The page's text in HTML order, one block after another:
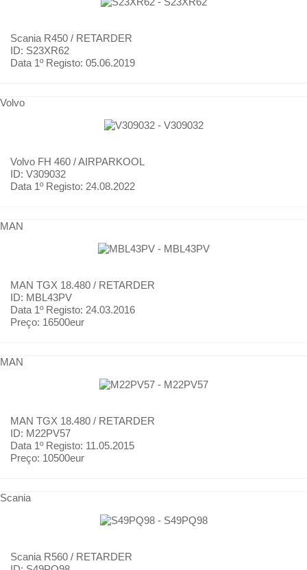
Scania R450 / RETARDER
ID: S23XR62
Data 1º Registo: 05.06.2019
Volvo
Volvo FH 460 / AIRPARKOOL
ID: V309032
Data 1º Registo: 24.08.2022
MAN
MAN TGX 18.480 / RETARDER
ID: MBL43PV
Data 1º Registo: 24.03.2016
Preço: 16500eur
MAN
MAN TGX 18.480 / RETARDER
ID: M22PV57
Data 1º Registo: 11.05.2015
Preço: 10500eur
Scania
Scania R560 / RETARDER